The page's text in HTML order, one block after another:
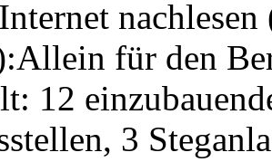
nachlesen
für den
12
3